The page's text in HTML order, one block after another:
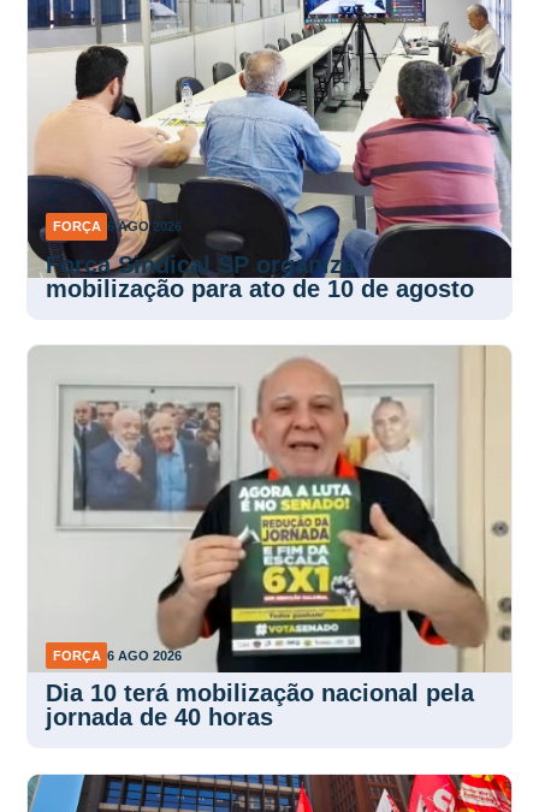
FORÇA 6 AGO 2026
Força Sindical SP organiza
mobilização para ato de 10 de agosto
6 AGO 2026
Dia 10 terá mobilização nacional pela
jornada de 40 horas